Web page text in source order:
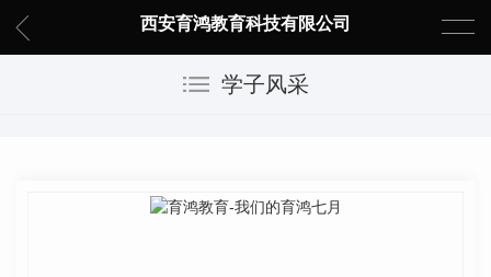
西安育鸿教育科技有限公司
学子风采